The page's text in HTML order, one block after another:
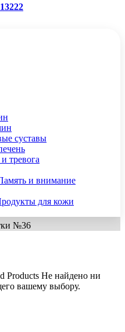
суставы
тревога
и внимание
для кожи
№36
Не найдено ни
вашему выбору.